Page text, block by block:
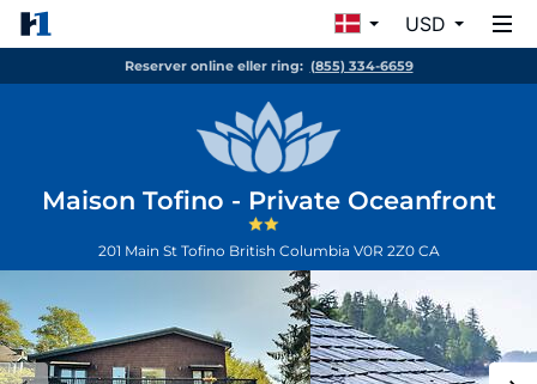
USD
Reserver online eller ring: (855) 334-6659
Maison Tofino - Private Oceanfront
201 Main St Tofino British Columbia V0R 2Z0 CA